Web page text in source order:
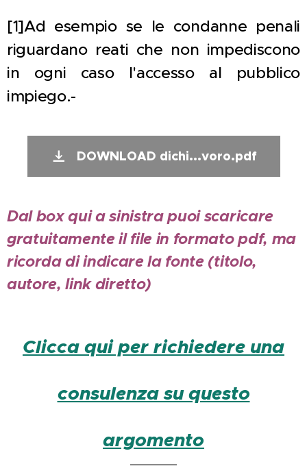
[1]Ad esempio se le condanne penali
riguardano reati che non impediscono
in ogni caso l'accesso al pubblico
impiego.-
DOWNLOAD dichi...voro.pdf
Dal box qui a sinistra puoi scaricare
gratuitamente il file in formato pdf, ma
ricorda di indicare la fonte (titolo,
autore, link diretto)
Clicca qui per richiedere una
consulenza su questo
argomento